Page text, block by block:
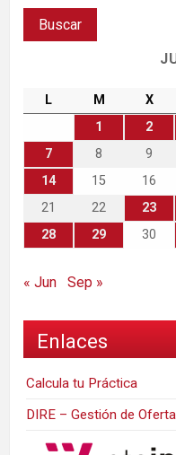
L M X
1
2
7
8 9
14
15 16
21
22 23
28
29 30
« Jun Sep »
Enlaces
Calcula tu Práctica
DIRE – Gestión de